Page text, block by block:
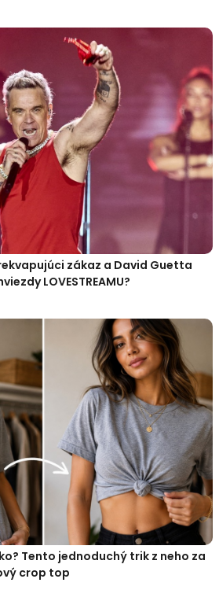
zákaz a David Guetta
LOVESTREAMU?
Tento jednoduchý trik z neho za
crop top